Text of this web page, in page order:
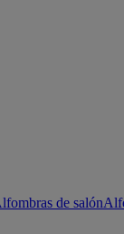
de salón